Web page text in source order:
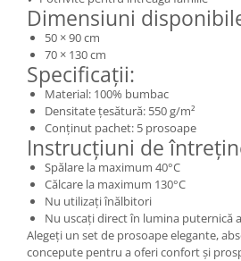
Dimensiuni
50 × 90 cm
70 × 130 cm
Specificații:
Material: 100% bumbac
Densitate țesătură: 550 g/m²
Conținut pachet: 5 prosoape
Instrucțiuni de
Spălare la maximum 40°C
Călcare la maximum 130°C
Nu utilizați înălbitori
Nu uscați direct în lumina puternică
Alegeți un set de prosoape elegante,
concepute pentru a oferi confort și